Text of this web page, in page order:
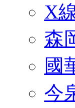
X
森
國
今